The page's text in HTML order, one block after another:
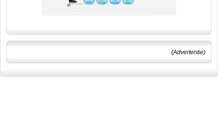
(Advertentie)